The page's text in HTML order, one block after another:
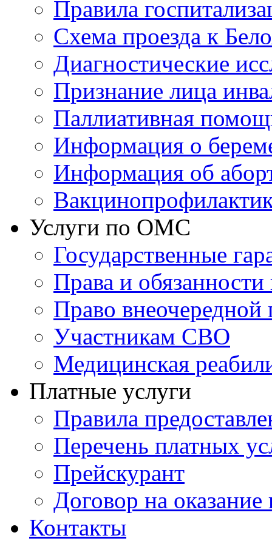
Правила
Схема проезда к
Диагностические
Признание лица
Паллиативная
Информация о
Информация об
Услуги по ОМС
Государственные
Права и
Право
Участникам СВО
Медицинская
Платные услуги
Правила
Перечень платных
Прейскурант
Договор на оказание
Контакты